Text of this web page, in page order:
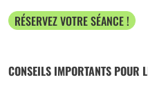
RÉSERVEZ VOTRE SÉANCE !
CONSEILS IMPORTANTS POUR